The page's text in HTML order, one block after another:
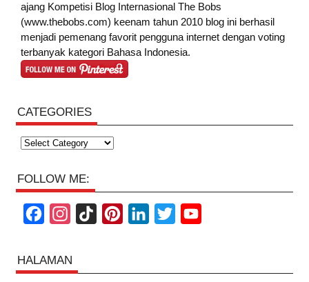
ajang Kompetisi Blog Internasional The Bobs
(www.thebobs.com) keenam tahun 2010 blog ini berhasil
menjadi pemenang favorit pengguna internet dengan voting
terbanyak kategori Bahasa Indonesia.
CATEGORIES
Categories
FOLLOW ME:
c
e
s
t
T
t
k
t
T
HALAMAN